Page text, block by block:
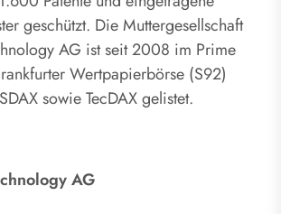
geschützt. Die Muttergesellschaft
AG ist seit 2008 im Prime
Wertpapierbörse (S92)
sowie TecDAX gelistet.
AG